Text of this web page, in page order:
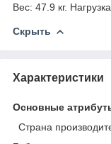
Вес: 47.9 кг.
Скрыть
Характеристики
Основные
Страна